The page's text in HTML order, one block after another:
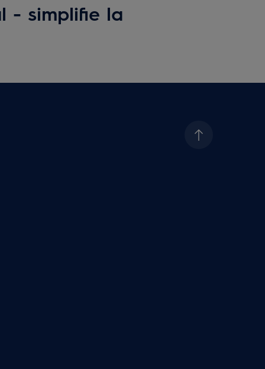
- simplifie la